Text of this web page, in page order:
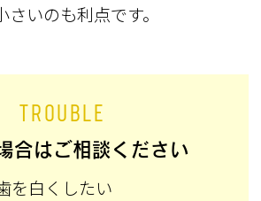
いのも利点です。
TROUBLE
合はご相談ください
を白くしたい